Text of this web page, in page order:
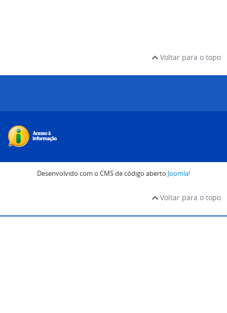
Voltar para o topo
Desenvolvido com o CMS de código aberto Joomla!
Voltar para o topo